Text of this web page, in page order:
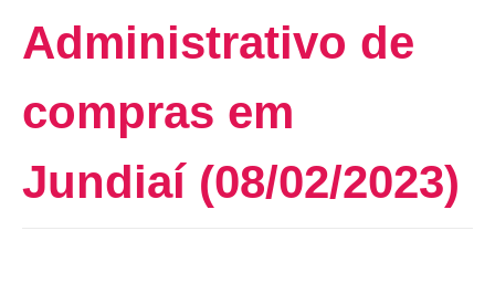
Administrativo de
compras em
Jundiaí (08/02/2023)